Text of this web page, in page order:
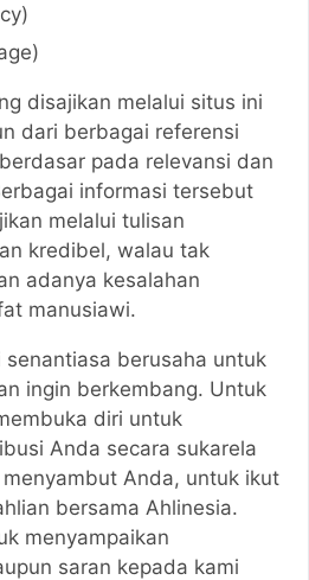
disajikan melalui situs ini
dari berbagai referensi
pada relevansi dan
informasi tersebut
melalui tulisan
kredibel, walau tak
adanya kesalahan
manusiawi.
berusaha untuk
ingin berkembang. Untuk
diri untuk
Anda secara sukarela
Anda, untuk ikut
bersama Ahlinesia.
menyampaikan
saran kepada kami